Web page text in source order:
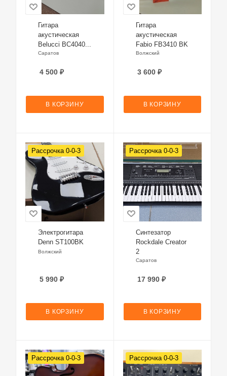
Гитара
акустическая
Belucci BC4040...
Саратов
4 500 ₽
В КОРЗИНУ
Гитара
акустическая
Fabio FB3410 BK
Волжский
3 600₽
В КОРЗИНУ
Рассрочка 0-0-3
Электрогитара
Denn ST100BK
Волжский
5 990 ₽
В КОРЗИНУ
Рассрочка 0-0-3
Синтезатор
Rockdale Creator
2
Саратов
17 990₽
В КОРЗИНУ
Рассрочка 0-0-3 Рассрочка 0-0-3